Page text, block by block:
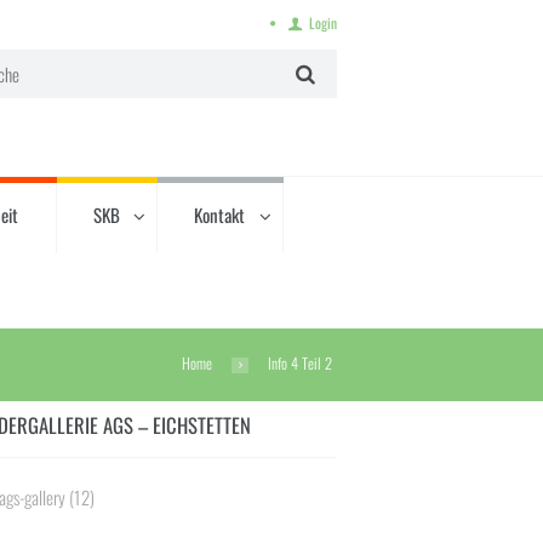
Login
SKB Kontakt
Home Info 4 Teil 2
AGS – EICHSTETTEN
ags-gallery (12)